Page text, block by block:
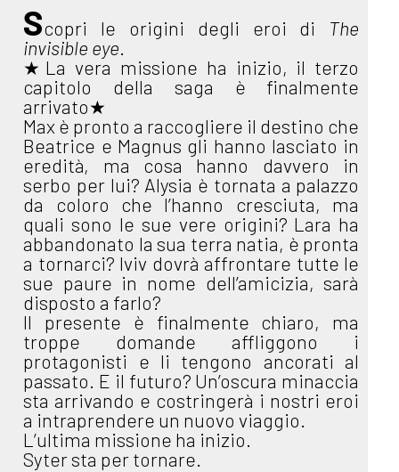
Scopri le origini degli eroi di The
invisible eye.
★La vera missione ha inizio, il terzo
capitolo della saga è finalmente
arrivato★
Max è pronto a raccogliere il destino che
Beatrice e Magnus gli hanno lasciato in
eredità, ma cosa hanno davvero in
serbo per lui? Alysia è tornata a palazzo
da coloro che l’hanno cresciuta, ma
quali sono le sue vere origini? Lara ha
abbandonato la sua terra natia, è pronta
a tornarci? Iviv dovrà affrontare tutte le
sue paure in nome dell’amicizia, sarà
disposto a farlo?
Il presente è finalmente chiaro, ma
troppe domande affliggono i
protagonisti e li tengono ancorati al
passato. E il futuro? Un’oscura minaccia
sta arrivando e costringerà i nostri eroi
a intraprendere un nuovo viaggio.
L’ultima missione ha inizio.
Syter sta per tornare.